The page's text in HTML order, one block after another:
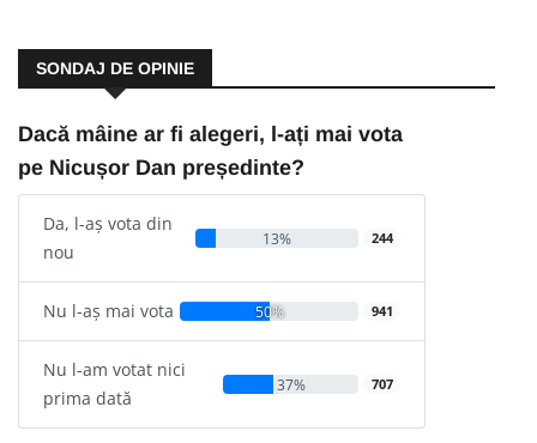
SONDAJ DE OPINIE
Dacă mâine ar fi alegeri, l-ați mai vota
pe Nicușor Dan președinte?
Da, l-aș vota din
nou
13% 244
Nu l-aș mai vota 50% 941
Nu l-am votat nici
prima dată
37% 707